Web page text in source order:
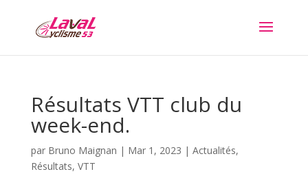
Résultats VTT club du
week-end.
par Bruno Maignan | Mar 1, 2023 | Actualités,
Résultats, VTT